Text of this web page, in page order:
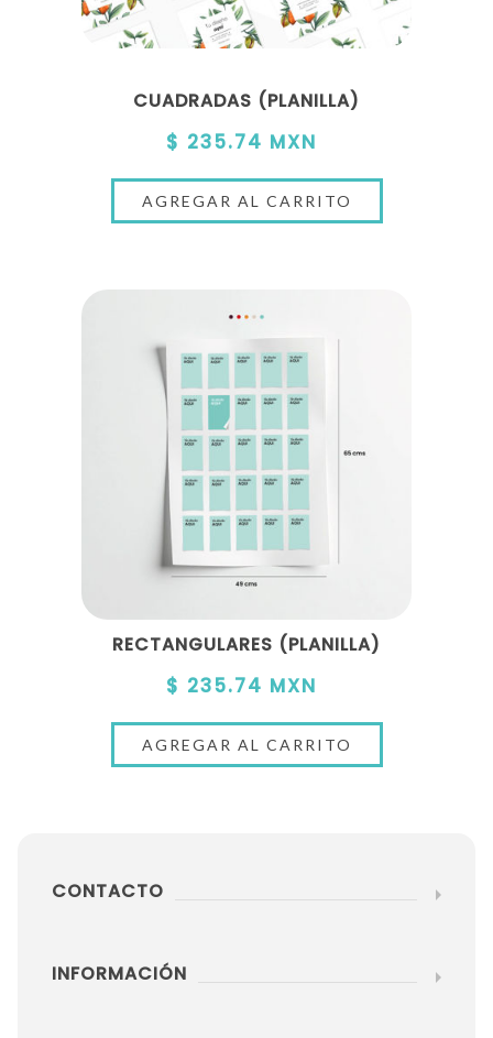
CUADRADAS (PLANILLA)
$ 235.74 MXN
RECTANGULARES (PLANILLA)
$ 235.74 MXN
CONTACTO
INFORMACIÓN